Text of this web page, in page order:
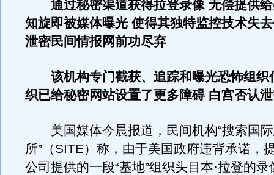
通过秘密渠道获得拉登录像 无偿提供给
知旋即被媒体曝光 使得其独特监控技术失
泄密民间情报网前功尽弃
该机构专门截获、追踪和曝光恐怖组织
织已给秘密网站设置了更多障碍 白宫否认
美国媒体今晨报道，民间机构“搜索国际
所”（SITE）称，由于美国政府违背承诺，
公司提供的一段“基地”组织头目本·拉登的